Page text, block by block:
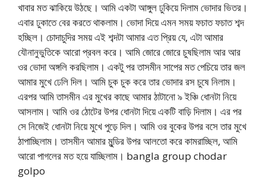
খাবার মত ঝাকিয়ে উঠছে। আমি একটা আঙ্গুল ঢুকিয়ে দিলাম ভোদার ভিতর।
এবার ঢুকাতে বের করতে থাকলাম। ভোদা দিয়ে এমন সময় ফচাত ফচাত শব্দ
হচ্ছিল। চোদাচুদির সময় এই শব্দটা আমার এত প্রিয় যে, এটা আমার
যৌনানুভুতিকে আরো প্রবল করে। আমি জোরে জোরে চুষছিলাম আর আর
ওর ভোদা অঙ্গলি করছিলাম। একটু পর তাসমীন সাপের মত পেচিয়ে তার জল
আমার মুখে ঢেলি দিল। আমি চুক চুক করে তার ভোদার রস চুষে নিলাম।
এরপর আমি তাসমীন এর মুখের কাছে আমার ঠাটানো ৯ ইঞ্চি ধোনটা নিয়ে
আসলাম। আমি ওর ঠোটের উপর ধোনটা দিয়ে একটি বাড়ি দিলাম। এর পর
সে নিজেই ধোনটা নিয়ে মুখে পুড়ে দিল। আমি ওর বুকের উপর বসে তার মুখে
ঠাপাচ্ছিলাম। তাসমীন আমার মুন্ডির উপর আলতো করে কামরাচ্ছিল, আমি
আরো পাগলের মত হয়ে যাচ্ছিলাম। bangla group chodar
golpo